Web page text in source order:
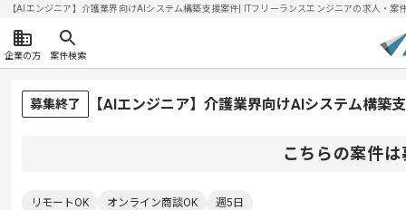
【AIエンジニア】介護業界向けAIシステム構築支援案件| ITフリーランスエンジニアの求人・
企業の方 案件検索
募集終了 【AIエンジニア】介護業界向けAIシステム構築
こちらの案件
リモートOK オンライン商談OK 週5日